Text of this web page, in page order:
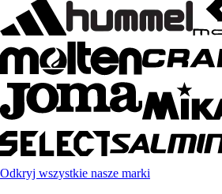
Odkryj wszystkie nasze marki